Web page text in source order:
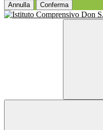
Annulla Conferma